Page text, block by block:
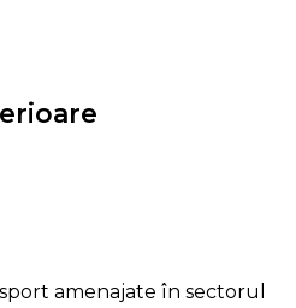
amenajate în sectorul